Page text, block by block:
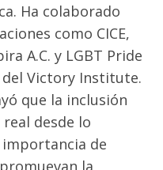
Ha colaborado
como CICE,
A.C. y LGBT Pride
del Victory Institute.
que la inclusión
desde lo
de